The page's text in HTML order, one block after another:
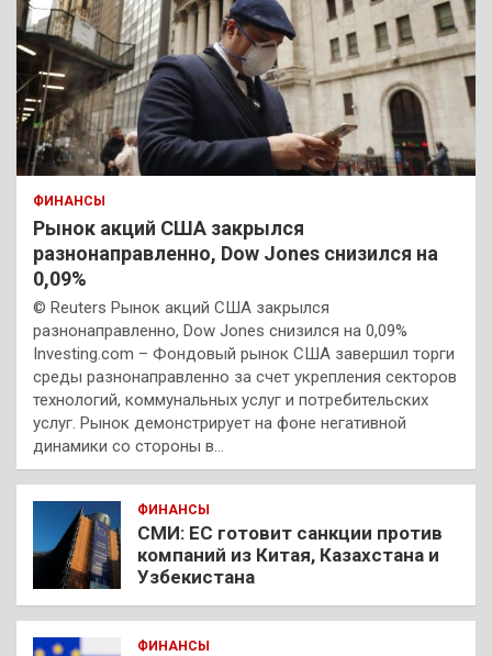
ФИНАНСЫ
Рынок акций США закрылся
разнонаправленно, Dow Jones снизился на
0,09%
© Reuters Рынок акций США закрылся
разнонаправленно, Dow Jones снизился на 0,09%
Investing.com – Фондовый рынок США завершил торги
среды разнонаправленно за счет укрепления секторов
технологий, коммунальных услуг и потребительских
услуг. Рынок демонстрирует на фоне негативной
динамики со стороны в…
ФИНАНСЫ
СМИ: ЕС готовит санкции против
компаний из Китая, Казахстана и
Узбекистана
ФИНАНСЫ